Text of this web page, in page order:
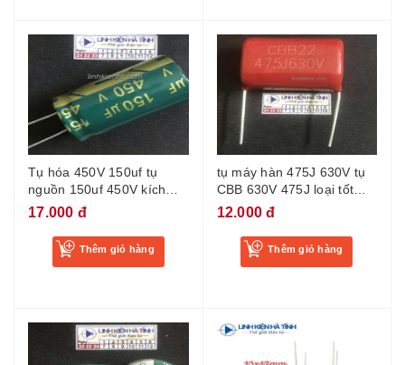
Tụ hóa 450V 150uf tụ
nguồn 150uf 450V kích
thước 18x30mm
17.000 đ
Thêm giỏ hàng
tụ máy hàn 475J 630V tụ
CBB 630V 475J loại tốt
chân 30mm
12.000 đ
Thêm giỏ hàng